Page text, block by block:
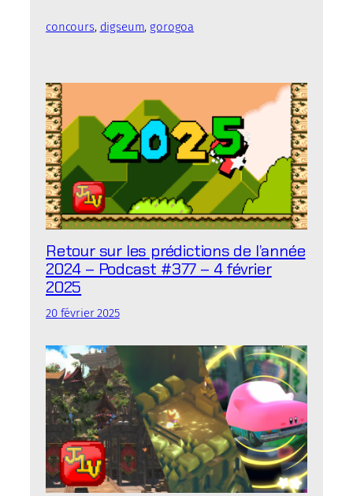
concours, digseum, gorogoa
Retour sur les prédictions de l’année
2024 – Podcast #377 – 4 février
2025
20 février 2025